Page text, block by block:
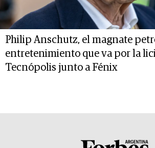
Philip Anschutz, el magnate
entretenimiento que va por la
Tecnópolis junto a Fénix